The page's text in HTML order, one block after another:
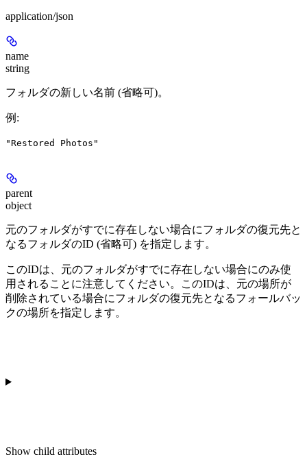
application/json
name
string
フォルダの新しい名前 (省略可)。
例 :
"Restored Photos"
parent
object
元のフォルダがすでに存在しない場合にフォルダの復元先と
なるフォルダのID (省略可) を指定します。
このIDは、元のフォルダがすでに存在しない場合にのみ使
用されることに注意してください。このIDは、元の場所が
削除されている場合にフォルダの復元先となるフォールバッ
クの場所を指定します。
Show child attributes